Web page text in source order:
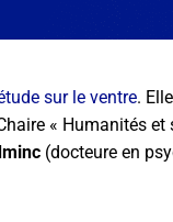
sur le ventre.
« Humanités
(docteure en